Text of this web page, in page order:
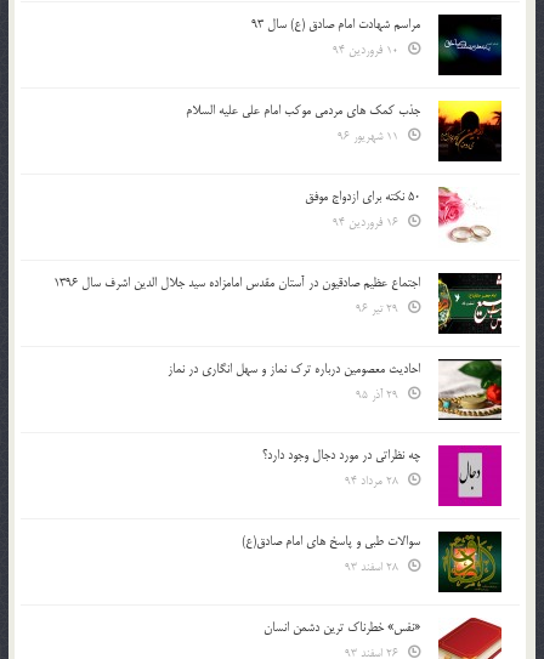
مراسم شهادت امام صادق (ع) سال 93
جذب کمک های مردمی موکب امام علی علیه السلام
50 نکته برای ازدواج موفق
اجتماع عظیم صادقیون در آستان مقدس امامزاده سید جلال الدین اشرف سال 1396
احادیث معصومین درباره ترک نماز و سهل انگاری در نماز
چه نظراتی در مورد دجال وجود دارد؟
سوالات طبی و پاسخ های امام صادق(ع)
«نفس» خطرناک ترین دشمن انسان